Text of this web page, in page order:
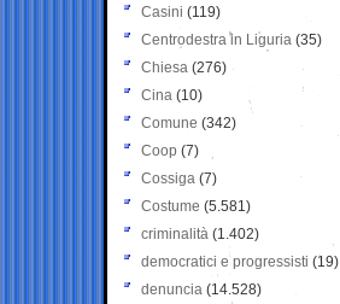
Casini (119)
Centrodestra in Liguria (35)
Chiesa (276)
Cina (10)
Comune (342)
Coop (7)
Cossiga (7)
Costume (5.581)
criminalità (1.402)
democratici e progressisti (19)
denuncia (14.528)